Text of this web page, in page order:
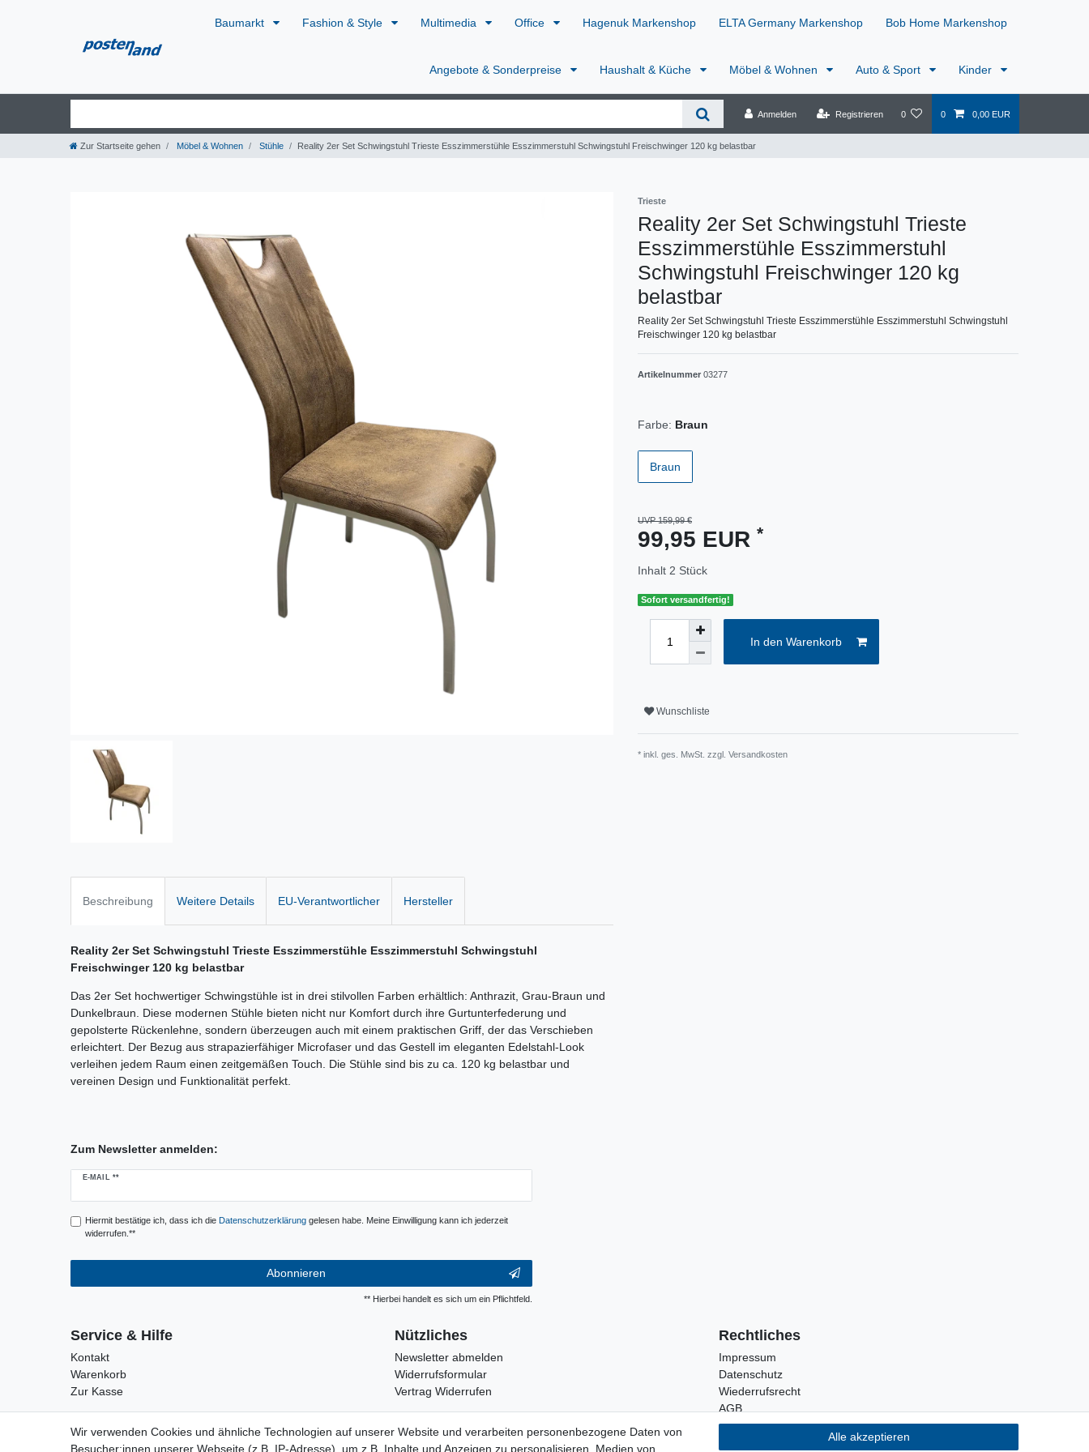
Baumarkt Fashion & Style Multimedia Office Hagenuk Markenshop ELTA Germany Markenshop Bob Home Markenshop
Angebote & Sonderpreise Haushalt & Küche Möbel & Wohnen Auto & Sport Kinder
Anmelden Registrieren 0 0 0,00 EUR
Zur Startseite gehen Möbel & Wohnen Stühle Reality 2er Set Schwingstuhl Trieste Esszimmerstühle Esszimmerstuhl Schwingstuhl Freischwinger 120 kg belastbar
Trieste
Reality 2er Set Schwingstuhl Trieste
Esszimmerstühle Esszimmerstuhl
Schwingstuhl Freischwinger 120 kg
belastbar
Reality 2er Set Schwingstuhl Trieste Esszimmerstühle Esszimmerstuhl Schwingstuhl
Freischwinger 120 kg belastbar
Artikelnummer 03277
Farbe: Braun
Braun
UVP 159,99 €
99,95 EUR *
Inhalt 2 Stück
Sofort versandfertig!
In den Warenkorb
Wunschliste
* inkl. ges. MwSt. zzgl. Versandkosten
Beschreibung Weitere Details EU-Verantwortlicher Hersteller
Reality 2er Set Schwingstuhl Trieste Esszimmerstühle Esszimmerstuhl Schwingstuhl
Freischwinger 120 kg belastbar
Das 2er Set hochwertiger Schwingstühle ist in drei stilvollen Farben erhältlich: Anthrazit, Grau-Braun und
Dunkelbraun. Diese modernen Stühle bieten nicht nur Komfort durch ihre Gurtunterfederung und
gepolsterte Rückenlehne, sondern überzeugen auch mit einem praktischen Griff, der das Verschieben
erleichtert. Der Bezug aus strapazierfähiger Microfaser und das Gestell im eleganten Edelstahl-Look
verleihen jedem Raum einen zeitgemäßen Touch. Die Stühle sind bis zu ca. 120 kg belastbar und
vereinen Design und Funktionalität perfekt.
Zum Newsletter anmelden:
E-MAIL **
Newsletter
Hiermit bestätige ich, dass ich die Daten­schutz­erklärunggelesen habe. Meine Einwilligung kann ich jederzeit
widerrufen.**
Abonnieren
** Hierbei handelt es sich um ein Pflichtfeld.
Service & Hilfe
Kontakt
Warenkorb
Zur Kasse
Nützliches
Newsletter abmelden
Widerrufsformular
Vertrag Widerrufen
Rechtliches
Impressum
Datenschutz
Wiederrufsrecht
AGB
Wir verwenden Cookies und ähnliche Technologien auf unserer Website und verarbeiten personenbezogene Daten von
Besucher:innen unserer Webseite (z.B. IP-Adresse), um z.B. Inhalte und Anzeigen zu personalisieren, Medien von
Alle akzeptieren